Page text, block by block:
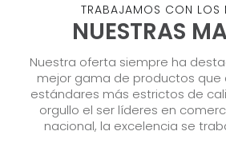
TRABAJAMOS CON LOS
NUESTRAS
Nuestra oferta siempre ha
mejor gama de productos que
estándares más estrictos de
orgullo el ser líderes en
nacional, la excelencia se